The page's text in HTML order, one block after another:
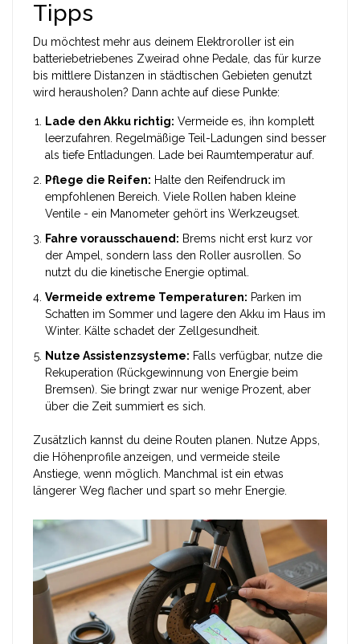
Tipps
Du möchtest mehr aus deinem Elektroroller ist ein
batteriebetriebenes Zweirad ohne Pedale, das für kurze
bis mittlere Distanzen in städtischen Gebieten genutzt
wird herausholen? Dann achte auf diese Punkte:
Lade den Akku richtig: Vermeide es, ihn komplett
leerzufahren. Regelmäßige Teil-Ladungen sind besser
als tiefe Entladungen. Lade bei Raumtemperatur auf.
Pflege die Reifen: Halte den Reifendruck im
empfohlenen Bereich. Viele Rollen haben kleine
Ventile - ein Manometer gehört ins Werkzeugset.
Fahre vorausschauend: Brems nicht erst kurz vor
der Ampel, sondern lass den Roller ausrollen. So
nutzt du die kinetische Energie optimal.
Vermeide extreme Temperaturen: Parken im
Schatten im Sommer und lagere den Akku im Haus im
Winter. Kälte schadet der Zellgesundheit.
Nutze Assistenzsysteme: Falls verfügbar, nutze die
Rekuperation (Rückgewinnung von Energie beim
Bremsen). Sie bringt zwar nur wenige Prozent, aber
über die Zeit summiert es sich.
Zusätzlich kannst du deine Routen planen. Nutze Apps,
die Höhenprofile anzeigen, und vermeide steile
Anstiege, wenn möglich. Manchmal ist ein etwas
längerer Weg flacher und spart so mehr Energie.